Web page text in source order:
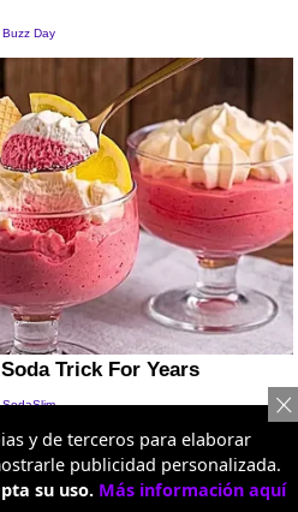
y de terceros para elaborar
publicidad personalizada.
su uso. Más información aquí